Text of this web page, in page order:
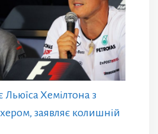
Льюїса Хемілтона з
заявляє колишній